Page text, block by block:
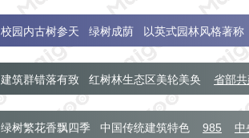
校园内古树参天 绿树成荫 以英式园林风格著称
建筑群错落有致 红树林生态区美轮美奂 省部共
绿树繁花香飘四季 中国传统建筑特色 985 中